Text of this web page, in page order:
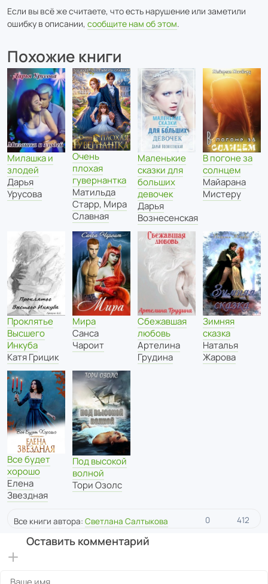
Если вы всё же считаете, что есть нарушение или заметили
ошибку в описании, сообщите нам об этом.
Похожие книги
Милашка и
злодей
Дарья
Урусова
Очень
плохая
гувернантка
Матильда
Старр, Мира
Славная
Маленькие
сказки для
больших
девочек
Дарья
Вознесенская
В погоне за
солнцем
Майарана
Мистеру
Проклятье
Высшего
Инкуба
Катя Грицик
Мира
Санса
Чароит
Сбежавшая
любовь
Артелина
Грудина
Зимняя
сказка
Наталья
Жарова
Все будет
хорошо
Елена
Звездная
Под высокой
волной
Тори Озолс
Все книги автора: Светлана Салтыкова 0 412
Оставить комментарий